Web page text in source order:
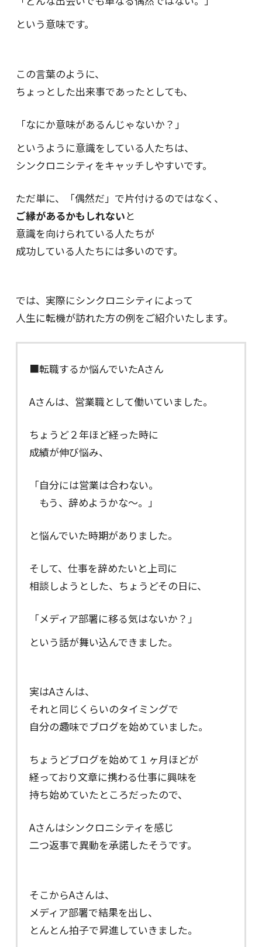
という意味です。
この言葉のように、
ちょっとした出来事であったとしても、
「なにか意味があるんじゃないか？」
というように意識をしている人たちは、
シンクロニシティをキャッチしやすいです。
ただ単に、「偶然だ」で片付けるのではなく、
ご縁があるかもしれないと
意識を向けられている人たちが
成功している人たちには多いのです。
では、実際にシンクロニシティによって
人生に転機が訪れた方の例をご紹介いたします。
■転職するか悩んでいたAさん
Aさんは、営業職として働いていました。
ちょうど２年ほど経った時に
成績が伸び悩み、
「自分には営業は合わない。
もう、辞めようかな〜。」
と悩んでいた時期がありました。
そして、仕事を辞めたいと上司に
相談しようとした、ちょうどその日に、
「メディア部署に移る気はないか？」
という話が舞い込んできました。
実はAさんは、
それと同じくらいのタイミングで
自分の趣味でブログを始めていました。
ちょうどブログを始めて１ヶ月ほどが
経っており文章に携わる仕事に興味を
持ち始めていたところだったので、
Aさんはシンクロニシティを感じ
二つ返事で異動を承諾したそうです。
そこからAさんは、
メディア部署で結果を出し、
とんとん拍子で昇進していきました。